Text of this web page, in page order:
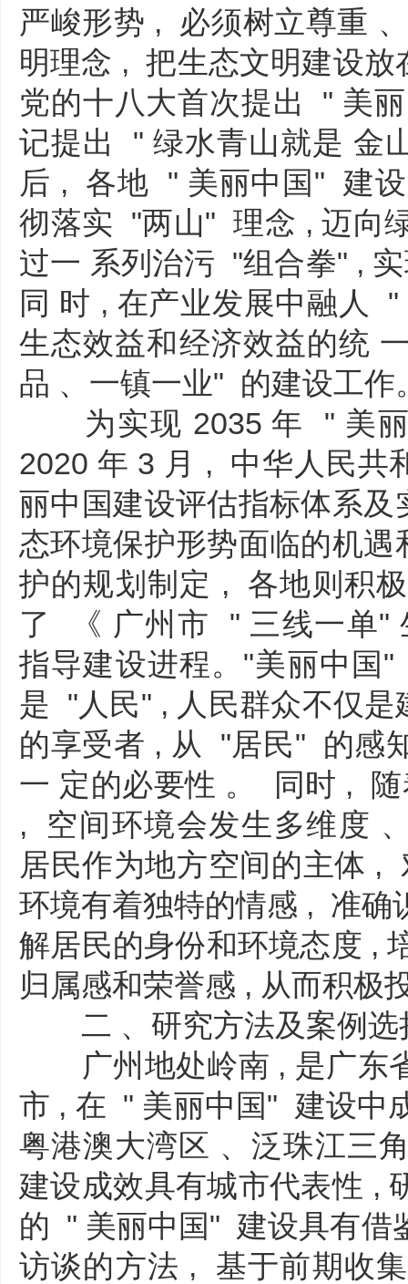
严峻形势 , 必须树立尊重
明理念 , 把生态文明建设
党的十八大首次提出 " 美
记提出 " 绿水青山就是 金
后 , 各地 " 美丽中国" 建
彻落实 "两山" 理念 , 迈向
过一 系列治污 "组合拳" ,
同 时 , 在产业发展中融人
生态效益和经济效益的统
品 、一镇一业" 的建设工作
为实现 2035 年 " 美丽
2020 年 3 月 , 中华人民共
丽中国建设评估指标体系
态环境保护形势面临的机
护的规划制定 , 各地则积
了 《 广州市 " 三线一单"
指导建设进程。"美丽中国
是 "人民" , 人民群众不仅是
的享受者 , 从 "居民" 的感
一 定的必要性 。 同时 ,
, 空间环境会发生多维度
居民作为地方空间的主体 ,
环境有着独特的情感 , 准确
解居民的身份和环境态度 ,
归属感和荣誉感 , 从而积
二 、研究方法及案例选
广州地处岭南 , 是广东
市 , 在 " 美丽中国" 建设中
粤港澳大湾区 、泛珠江三
建设成效具有城市代表性 ,
的 " 美丽中国" 建设具有借
访谈的方法 , 基于前期收